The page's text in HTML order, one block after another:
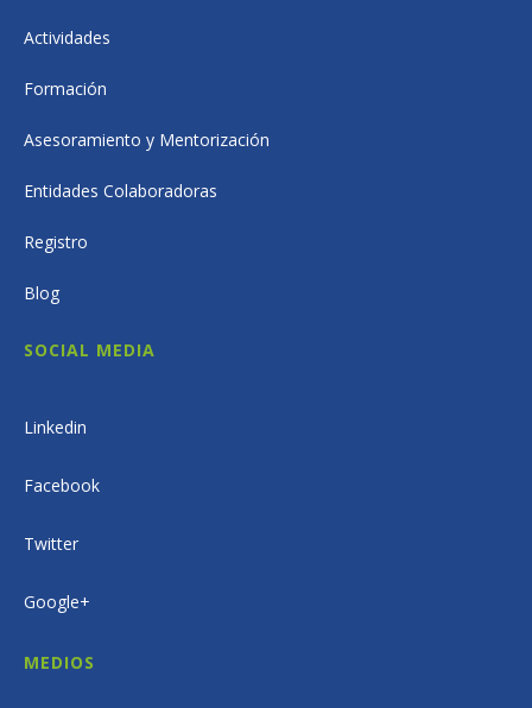
Actividades
Formación
Asesoramiento y Mentorización
Entidades Colaboradoras
Registro
Blog
SOCIAL MEDIA
Linkedin
Facebook
Twitter
Google+
MEDIOS